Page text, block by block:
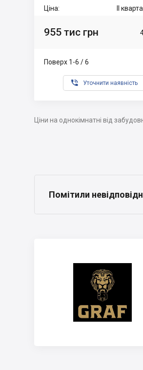
Ціна: II
955 тис грн
Поверх 1-6 / 6
 Уточнити наявність
Ціни на однокімнатні від
Помітили